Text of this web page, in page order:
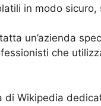
in modo sicuro,
un’azienda
che
Wikipedia